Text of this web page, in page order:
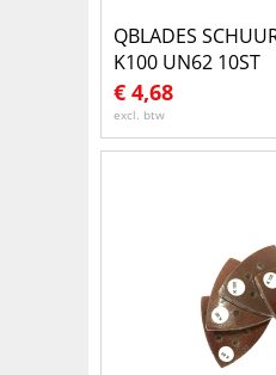
QBLADES
K100 UN62 10ST
€ 4,68
excl. btw